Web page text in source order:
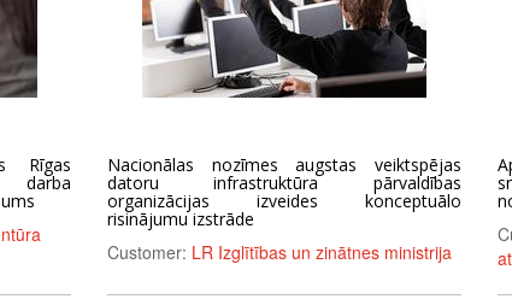
Rīgas
darba
Nacionālas nozīmes augstas veiktspējas
datoru infrastruktūra pārvaldības
organizācijas izveides konceptuālo
risinājumu izstrāde
Customer: LR Izglītības un zinātnes ministrija